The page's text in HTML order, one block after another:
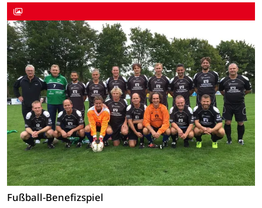
Fußball-Benefizspiel